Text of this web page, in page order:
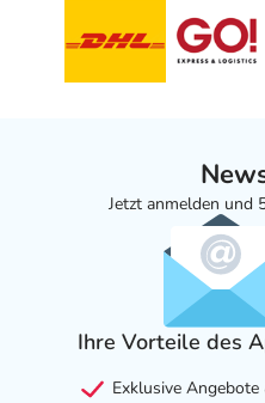
Jetzt anmelden und
Ihre Vorteile des
Exklusive Angebote